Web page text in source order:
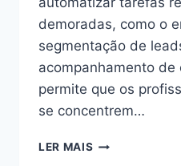
demoradas, como o
segmentação de
acompanhamento de
permite que os
se concentrem…
LER MAIS “ESTRATÉGIAS